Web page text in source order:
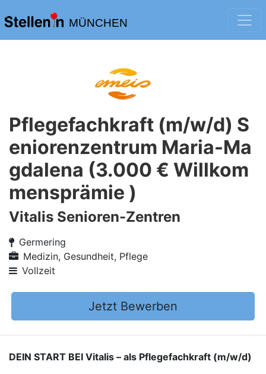
MÜNCHEN
Pflegefachkraft (m/w/d) S
eniorenzentrum Maria-Ma
gdalena (3.000 € Willkom
mensprämie )
Vitalis Senioren-Zentren
Germering
Medizin, Gesundheit, Pflege
Vollzeit
Jetzt Bewerben
DEIN START BEI Vitalis – als Pflegefachkraft (m/w/d)